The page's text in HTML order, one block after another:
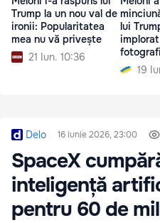
Trump la un nou val de
ironii: Popularitatea
mea nu vă privește
21 Iun. 10:36
lui
19
Delo 16 iunie 2026, 23:00
SpaceX
inteligență
pentru 60 de